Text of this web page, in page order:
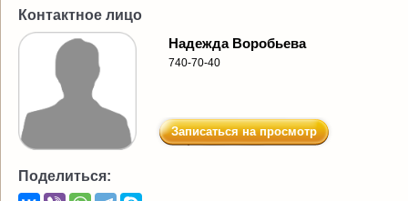
Контактное лицо
Надежда Воробьева
740-70-40
Записаться на просмотр
Поделиться: